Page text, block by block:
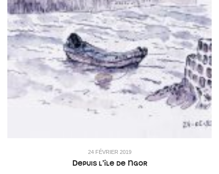
24 FÉVRIER 2019
Depuis l’île de Ngor